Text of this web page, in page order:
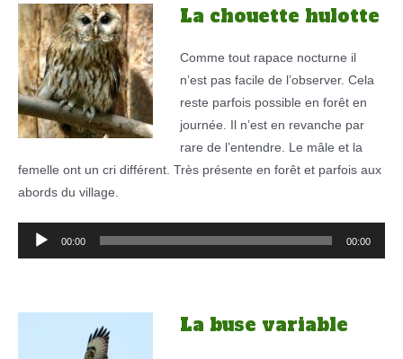
La chouette hulotte
Comme tout rapace nocturne il
n’est pas facile de l’observer. Cela
reste parfois possible en forêt en
journée. Il n’est en revanche par
rare de l’entendre. Le mâle et la
femelle ont un cri différent. Très présente en forêt et parfois aux
abords du village.
Lecteur
audio
00:00 00:00
La buse variable